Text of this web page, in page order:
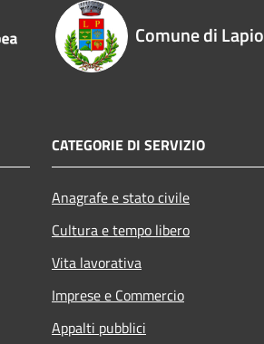
Comune di Lapio
CATEGORIE DI SERVIZIO
Anagrafe e stato civile
Cultura e tempo libero
Vita lavorativa
Imprese e Commercio
Appalti pubblici